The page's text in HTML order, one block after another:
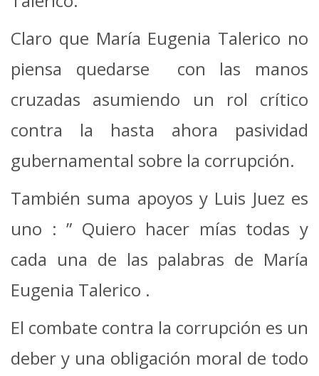
Claro que María Eugenia Talerico no
piensa quedarse con las manos
cruzadas asumiendo un rol crítico
contra la hasta ahora pasividad
gubernamental sobre la corrupción.
También suma apoyos y Luis Juez es
uno : ” Quiero hacer mías todas y
cada una de las palabras de María
Eugenia Talerico .
El combate contra la corrupción es un
deber y una obligación moral de todo